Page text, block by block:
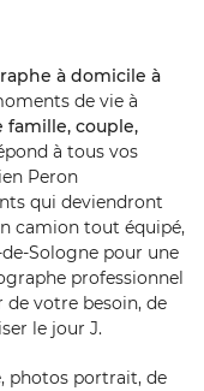
à domicile à
de vie à
famille, couple,
à tous vos
Peron
qui deviendront
camion tout équipé,
Sologne pour une
professionnel
votre besoin, de
le jour J.
photos portrait, de